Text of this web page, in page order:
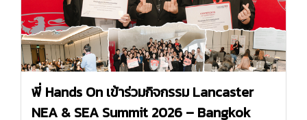
พี่ Hands On เข้าร่วมกิจกรรม Lancaster
NEA & SEA Summit 2026 – Bangkok